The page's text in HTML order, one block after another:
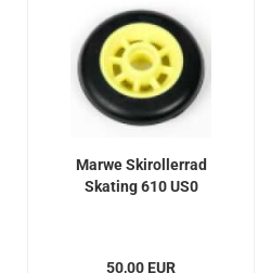
Marwe Skirollerrad
Skating 610 US0
50,00 EUR